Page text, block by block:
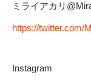
ミライアカリ
https://twitter.com/
Instagram